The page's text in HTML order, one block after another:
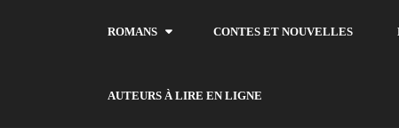
ROMANS CONTES ET NOUVELLES
AUTEURS À LIRE EN LIGNE